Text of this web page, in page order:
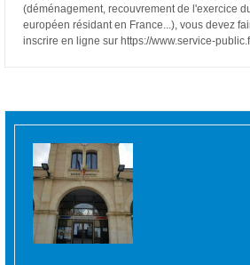
(déménagement, recouvrement de l'exercice
européen résidant en France...), vous devez
inscrire en ligne sur https://www.service-